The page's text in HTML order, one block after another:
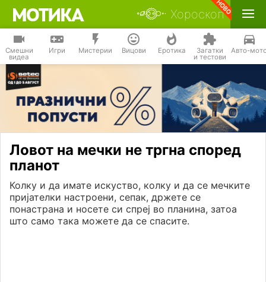
Хороскоп
Смешни
видеа
Игри Мистерии Вицови Еротика Загатки
и тестови
Авто-
Ловот на мечки не тргна според
планот
Колку и да имате искуство, колку и да се мечките
пријателки настроени, сепак, држете се
понастрана и носете си спреј во планина, затоа
што само така можете да се спасите.